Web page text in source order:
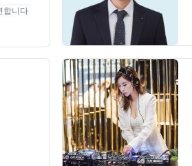
합니다